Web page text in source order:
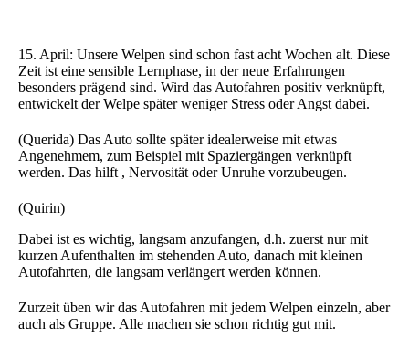
15. April: Unsere Welpen sind schon fast acht Wochen alt. Diese
Zeit ist eine sensible Lernphase, in der neue Erfahrungen
besonders prägend sind. Wird das Autofahren positiv verknüpft,
entwickelt der Welpe später weniger Stress oder Angst dabei.
(Querida) Das Auto sollte später idealerweise mit etwas
Angenehmem, zum Beispiel mit Spaziergängen verknüpft
werden. Das hilft , Nervosität oder Unruhe vorzubeugen.
(Quirin)
Dabei ist es wichtig, langsam anzufangen, d.h. zuerst nur mit
kurzen Aufenthalten im stehenden Auto, danach mit kleinen
Autofahrten, die langsam verlängert werden können.
Zurzeit üben wir das Autofahren mit jedem Welpen einzeln, aber
auch als Gruppe. Alle machen sie schon richtig gut mit.